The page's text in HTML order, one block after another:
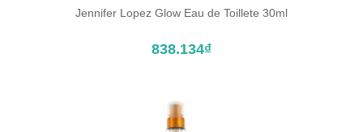
ĐẶT TRƯỚC SẢN PHẨM
Jennifer Lopez Glow Eau de Toillete 30ml
838.134₫